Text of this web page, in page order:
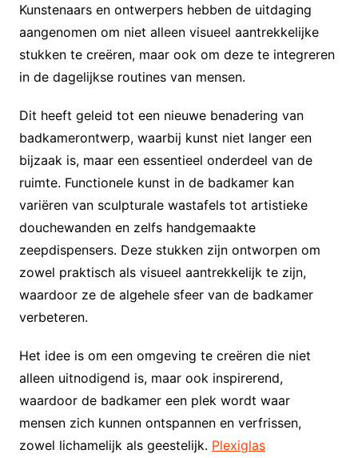
Kunstenaars en ontwerpers hebben de uitdaging
aangenomen om niet alleen visueel aantrekkelijke
stukken te creëren, maar ook om deze te integreren
in de dagelijkse routines van mensen.
Dit heeft geleid tot een nieuwe benadering van
badkamerontwerp, waarbij kunst niet langer een
bijzaak is, maar een essentieel onderdeel van de
ruimte. Functionele kunst in de badkamer kan
variëren van sculpturale wastafels tot artistieke
douchewanden en zelfs handgemaakte
zeepdispensers. Deze stukken zijn ontworpen om
zowel praktisch als visueel aantrekkelijk te zijn,
waardoor ze de algehele sfeer van de badkamer
verbeteren.
Het idee is om een omgeving te creëren die niet
alleen uitnodigend is, maar ook inspirerend,
waardoor de badkamer een plek wordt waar
mensen zich kunnen ontspannen en verfrissen,
zowel lichamelijk als geestelijk. Plexiglas